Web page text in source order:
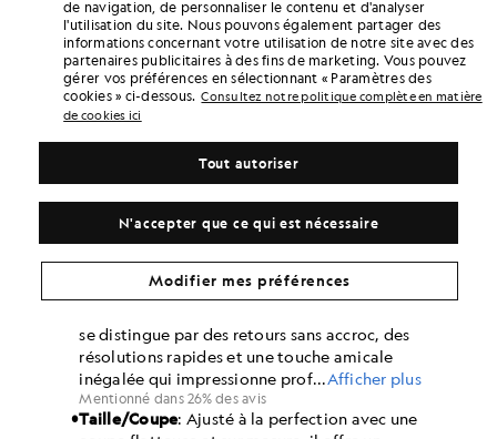
de navigation, de personnaliser le contenu et d'analyser
l'utilisation du site. Nous pouvons également partager des
informations concernant votre utilisation de notre site avec des
partenaires publicitaires à des fins de marketing. Vous pouvez
gérer vos préférences en sélectionnant « Paramètres des
cookies » ci-dessous. Consultez notre politique complète en matière
de cookies ici
N'accepter que ce qui est nécessaire
Tout autoriser
Modifier mes préférences